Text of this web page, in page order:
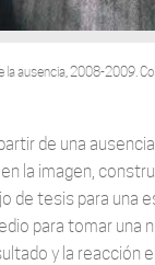
la ausencia, 2008-2009.
de una
la imagen,
de tesis para una
para tomar
y la